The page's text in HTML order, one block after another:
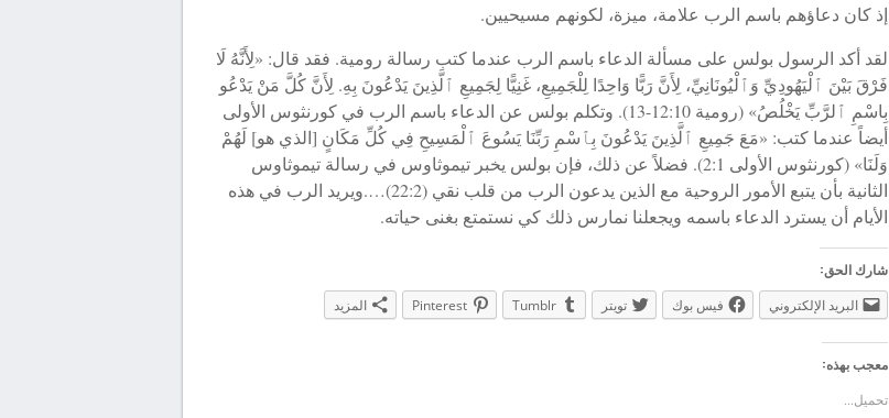
إذ كان دعاؤهم باسم الرب علامة، ميزة، لكونهم مسيحيين.
لقد أكد الرسول بولس على مسألة الدعاء باسم الرب عندما كتب رسالة رومية. فقد قال: «لِأَنَّهُ لَا
فَرْقَ بَيْنَ ٱلْيَهُودِيِّ وَٱلْيُونَانِيِّ، لِأَنَّ رَبًّا وَاحِدًا لِلْجَمِيعِ، غَنِيًّا لِجَمِيعِ ٱلَّذِينَ يَدْعُونَ بِهِ. لِأَنَّ كُلَّ مَنْ يَدْعُو
بِاسْمِ ٱلرَّبِّ يَخْلُصُ» (رومية 12:10-13). وتكلم بولس عن الدعاء باسم الرب في كورنثوس الأولى
أيضاً عندما كتب: «مَعَ جَمِيعِ ٱلَّذِينَ يَدْعُونَ بِٱسْمِ رَبِّنَا يَسُوعَ ٱلْمَسِيحِ فِي كُلِّ مَكَانٍ [الذي هو] لَهُمْ
وَلَنَا» (كورنثوس الأولى 2:1). فضلاً عن ذلك، فإن بولس يخبر تيموثاوس في رسالة تيموثاوس
الثانية بأن يتبع الأمور الروحية مع الذين يدعون الرب من قلب نقي (22:2)….ويريد الرب في هذه
الأيام أن يسترد الدعاء باسمه ويجعلنا نمارس ذلك كي نستمتع بغنى حياته.
شارك الحق:
البريد الإلكتروني
فيس بوك تويتر Tumblr
Pinterest المزيد
معجب بهذه:
تحميل...